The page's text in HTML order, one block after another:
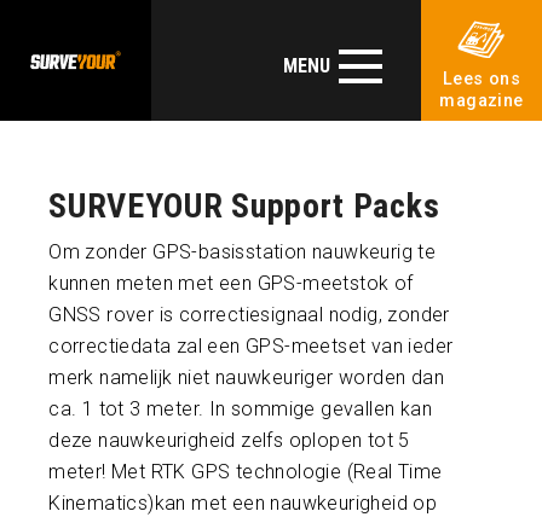
MENU
Lees ons
magazine
SURVEYOUR Support Packs
Om zonder GPS-basisstation nauwkeurig te
kunnen meten met een GPS-meetstok of
GNSS rover is correctiesignaal nodig, zonder
correctiedata zal een GPS-meetset van ieder
merk namelijk niet nauwkeuriger worden dan
ca. 1 tot 3 meter. In sommige gevallen kan
deze nauwkeurigheid zelfs oplopen tot 5
meter! Met RTK GPS technologie (Real Time
Kinematics)kan met een nauwkeurigheid op